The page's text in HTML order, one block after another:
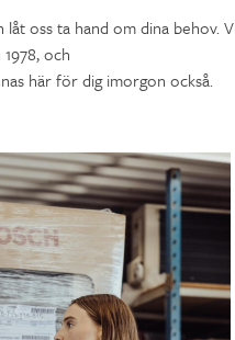
låt oss ta hand om dina behov.
och
här för dig imorgon också.